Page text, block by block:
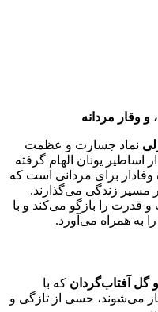
وقار مردانه
نماد جسارت و عظمت
اساطیر یونان الهام گرفته
برای مردانی است که
مسیر زندگی می‌گذارند.
قدرت را بازگو می‌کند و با
را به همراه می‌آورد.
گل آفتاب‌گردان که با
می‌شوند، حسی از تازگی و